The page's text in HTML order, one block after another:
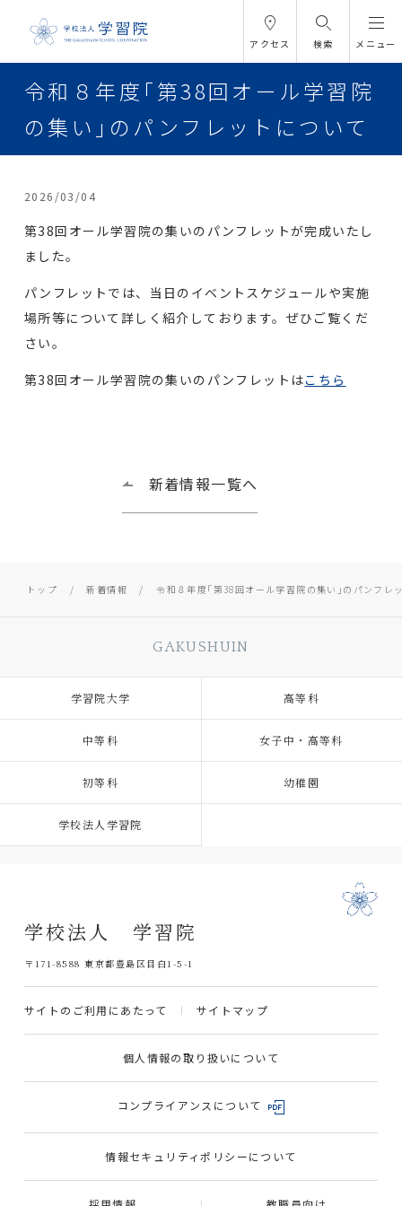
アクセス 検索 メニュー
トップ 新着情報 令和８年度｢第38回オール学習院の集い｣のパンフレ
令和８年度｢第38回オール学習院
の集い｣のパンフレットについて
2026/03/04
第38回オール学習院の集いのパンフレットが完成いたし
ました。
パンフレットでは、当日のイベントスケジュールや実施
場所等について詳しく紹介しております。ぜひご覧くだ
さい。
第38回オール学習院の集いのパンフレットはこちら
新着情報一覧へ
GAKUSHUIN
学習院大学 高等科
中等科 女子中・高等科
初等科 幼稚園
学校法人学習院
学校法人 学習院
〒171-8588 東京都豊島区目白1-5-1
サイトのご利用にあたって サイトマップ
個人情報の取り扱いについて
コンプライアンスについて
情報セキュリティポリシーについて